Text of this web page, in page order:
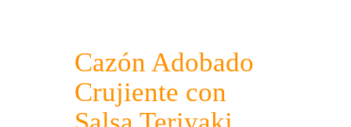
Cazón Adobado
Crujiente con